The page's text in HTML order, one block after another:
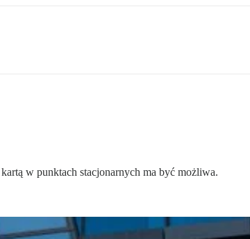
w punktach stacjonarnych ma być możliwa.